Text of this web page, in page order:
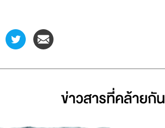
ข่าวสารที่่คล้ายกัน